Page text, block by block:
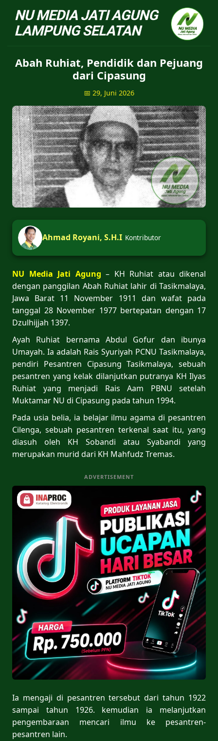
NU Jatiagung - Situs
Abah Ruhiat, Pendidik dan Pejuang
dari Cipasung
📅 29, Juni 2026
Ahmad Royani, S.H.I Kontributor
NU Media Jati Agung – KH Ruhiat atau dikenal
dengan panggilan Abah Ruhiat lahir di Tasikmalaya,
Jawa Barat 11 November 1911 dan wafat pada
tanggal 28 November 1977 bertepatan dengan 17
Dzulhijjah 1397.
Ayah Ruhiat bernama Abdul Gofur dan ibunya
Umayah. Ia adalah Rais Syuriyah PCNU Tasikmalaya,
pendiri Pesantren Cipasung Tasikmalaya, sebuah
pesantren yang kelak dilanjutkan putranya KH Ilyas
Ruhiat yang menjadi Rais Aam PBNU setelah
Muktamar NU di Cipasung pada tahun 1994.
Pada usia belia, ia belajar ilmu agama di pesantren
Cilenga, sebuah pesantren terkenal saat itu, yang
diasuh oleh KH Sobandi atau Syabandi yang
merupakan murid dari KH Mahfudz Tremas.
ADVERTISEMENT
Ia mengaji di pesantren tersebut dari tahun 1922
sampai tahun 1926. kemudian ia melanjutkan
pengembaraan mencari ilmu ke pesantren-
pesantren lain.